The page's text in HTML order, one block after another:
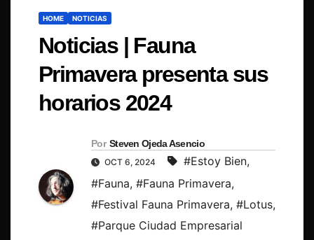
HOME NOTICIAS
Noticias | Fauna
Primavera presenta sus
horarios 2024
Por Steven Ojeda Asencio
OCT 6, 2024 #Estoy Bien,
#Fauna, #Fauna Primavera,
#Festival Fauna Primavera, #Lotus,
#Parque Ciudad Empresarial